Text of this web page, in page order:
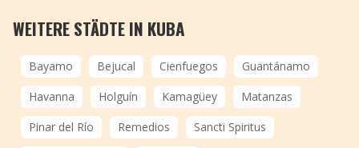
WEITERE STÄDTE IN KUBA
Bayamo Bejucal Cienfuegos
Guantánamo
Havanna
Holguín Kamagüey
Matanzas
Pinar del Río
Remedios
Sancti Spiritus